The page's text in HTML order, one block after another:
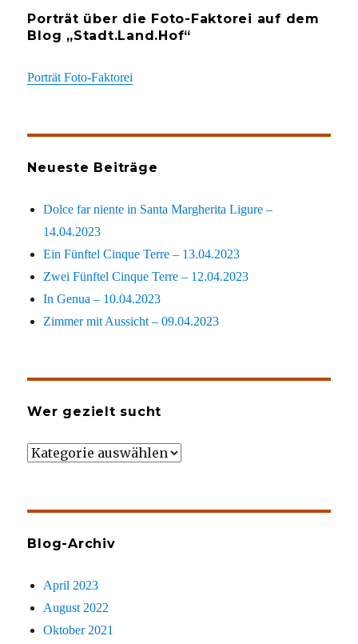
Porträt über die Foto-Faktorei auf dem
Blog „Stadt.Land.Hof“
Porträt Foto-Faktorei
Neueste Beiträge
Dolce far niente in Santa Margherita Ligure –
14.04.2023
Ein Fünftel Cinque Terre – 13.04.2023
Zwei Fünftel Cinque Terre – 12.04.2023
In Genua – 10.04.2023
Zimmer mit Aussicht – 09.04.2023
Wer gezielt sucht
Wer
Blog-Archiv
April 2023
August 2022
Oktober 2021